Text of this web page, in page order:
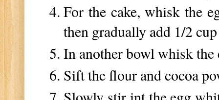
For the cake, whisk the
then gradually add 1/2
In another bowl whisk
Sift the flour and cocoa